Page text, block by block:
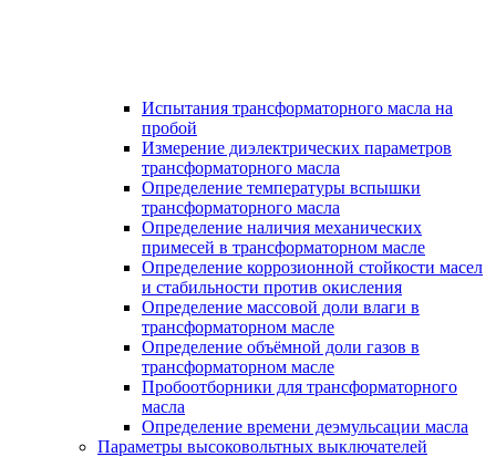
Испытания трансформаторного масла на
пробой
Измерение диэлектрических параметров
трансформаторного масла
Определение температуры вспышки
трансформаторного масла
Определение наличия механических
примесей в трансформаторном масле
Определение коррозионной стойкости масел
и стабильности против окисления
Определение массовой доли влаги в
трансформаторном масле
Определение объёмной доли газов в
трансформаторном масле
Пробоотборники для трансформаторного
масла
Определение времени деэмульсации масла
Параметры высоковольтных выключателей